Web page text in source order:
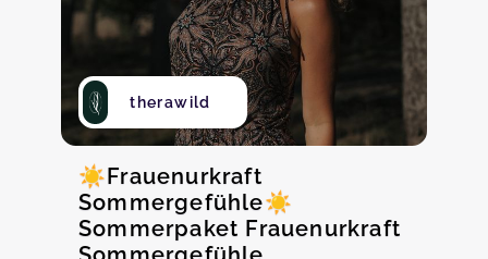
therawild
☀️Frauenurkraft
Sommergefühle☀️
Sommerpaket Frauenurkraft